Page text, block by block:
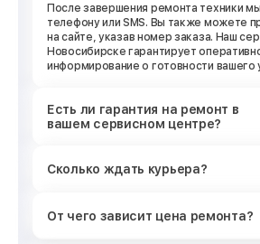
После завершения ремонта техники
телефону или SMS. Вы также можете
на сайте, указав номер заказа. Наш
Новосибирске гарантирует
информирование о готовности вашего
Есть ли гарантия на ремонт в
вашем сервисном центре?
Сколько ждать курьера?
От чего зависит цена ремонта?